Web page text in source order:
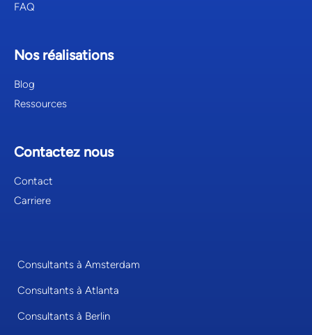
FAQ
Nos réalisations
Blog
Ressources
Contactez nous
Contact
Carriere
Consultants à Amsterdam
Consultants à Atlanta
Consultants à Berlin